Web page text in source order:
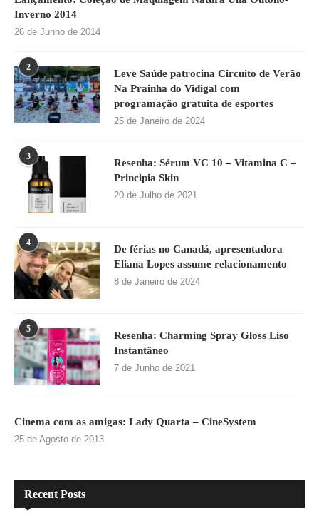
Inverno 2014
26 de Junho de 2014
2
Leve Saúde patrocina Circuito de Verão
Na Prainha do Vidigal com
programação gratuita de esportes
25 de Janeiro de 2024
3
Resenha: Sérum VC 10 – Vitamina C –
Principia Skin
20 de Julho de 2021
4
De férias no Canadá, apresentadora
Eliana Lopes assume relacionamento
8 de Janeiro de 2024
5
Resenha: Charming Spray Gloss Liso
Instantâneo
7 de Junho de 2021
Cinema com as amigas: Lady Quarta – CineSystem
25 de Agosto de 2013
Recent Posts